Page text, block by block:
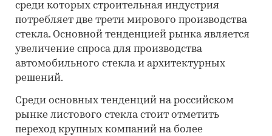
среди которых строительная индустрия
потребляет две трети мирового производства
стекла. Основной тенденцией рынка является
увеличение спроса для производства
автомобильного стекла и архитектурных
решений.
Среди основных тенденций на российском
рынке листового стекла стоит отметить
переход крупных компаний на более